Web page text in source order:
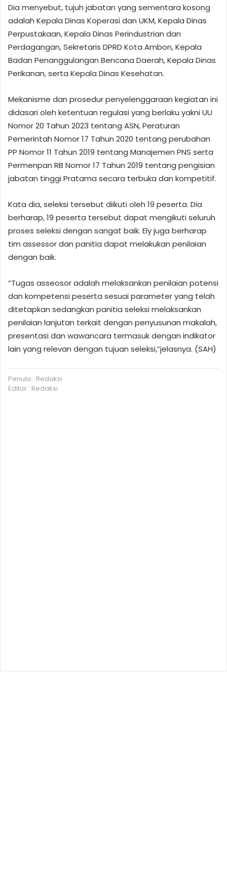
Dia menyebut, tujuh jabatan yang sementara kosong
adalah Kepala Dinas Koperasi dan UKM, Kepala Dinas
Perpustakaan, Kepala Dinas Perindustrian dan
Perdagangan, Sekretaris DPRD Kota Ambon, Kepala
Badan Penanggulangan Bencana Daerah, Kepala Dinas
Perikanan, serta Kepala Dinas Kesehatan.
Mekanisme dan prosedur penyelenggaraan kegiatan ini
didasari oleh ketentuan regulasi yang berlaku yakni UU
Nomor 20 Tahun 2023 tentang ASN, Peraturan
Pemerintah Nomor 17 Tahun 2020 tentang perubahan
PP Nomor 11 Tahun 2019 tentang Manajemen PNS serta
Permenpan RB Nomor 17 Tahun 2019 tentang pengisian
jabatan tinggi Pratama secara terbuka dan kompetitif.
Kata dia, seleksi tersebut diikuti oleh 19 peserta. Dia
berharap, 19 peserta tersebut dapat mengikuti seluruh
proses seleksi dengan sangat baik. Ely juga berharap
tim assessor dan panitia dapat melakukan penilaian
dengan baik.
“Tugas asseosor adalah melaksankan penilaian potensi
dan kompetensi peserta sesuai parameter yang telah
ditetapkan sedangkan panitia seleksi melaksankan
penilaian lanjutan terkait dengan penyusunan makalah,
presentasi dan wawancara termasuk dengan indikator
lain yang relevan dengan tujuan seleksi,”jelasnya. (SAH)
Penulis : Redaksi
Editor : Redaksi